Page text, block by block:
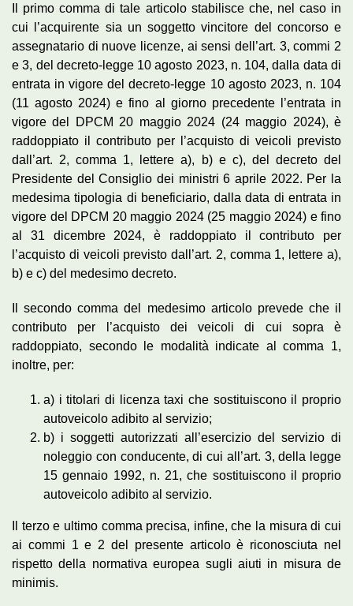
Il primo comma di tale articolo stabilisce che, nel caso in
cui l’acquirente sia un soggetto vincitore del concorso e
assegnatario di nuove licenze, ai sensi dell’art. 3, commi 2
e 3, del decreto-legge 10 agosto 2023, n. 104, dalla data di
entrata in vigore del decreto-legge 10 agosto 2023, n. 104
(11 agosto 2024) e fino al giorno precedente l’entrata in
vigore del DPCM 20 maggio 2024 (24 maggio 2024), è
raddoppiato il contributo per l’acquisto di veicoli previsto
dall’art. 2, comma 1, lettere a), b) e c), del decreto del
Presidente del Consiglio dei ministri 6 aprile 2022. Per la
medesima tipologia di beneficiario, dalla data di entrata in
vigore del DPCM 20 maggio 2024 (25 maggio 2024) e fino
al 31 dicembre 2024, è raddoppiato il contributo per
l’acquisto di veicoli previsto dall’art. 2, comma 1, lettere a),
b) e c) del medesimo decreto.
Il secondo comma del medesimo articolo prevede che il
contributo per l’acquisto dei veicoli di cui sopra è
raddoppiato, secondo le modalità indicate al comma 1,
inoltre, per:
a) i titolari di licenza taxi che sostituiscono il proprio
autoveicolo adibito al servizio;
b) i soggetti autorizzati all’esercizio del servizio di
noleggio con conducente, di cui all’art. 3, della legge
15 gennaio 1992, n. 21, che sostituiscono il proprio
autoveicolo adibito al servizio.
Il terzo e ultimo comma precisa, infine, che la misura di cui
ai commi 1 e 2 del presente articolo è riconosciuta nel
rispetto della normativa europea sugli aiuti in misura de
minimis.